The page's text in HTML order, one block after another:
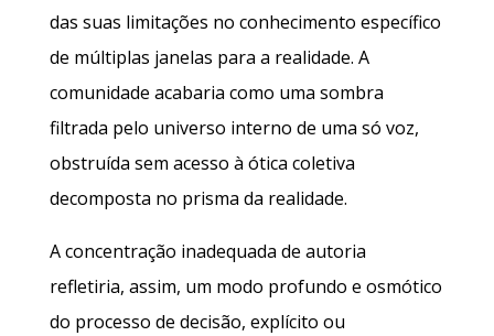
das suas limitações no conhecimento específico
de múltiplas janelas para a realidade. A
comunidade acabaria como uma sombra
filtrada pelo universo interno de uma só voz,
obstruída sem acesso à ótica coletiva
decomposta no prisma da realidade.
A concentração inadequada de autoria
refletiria, assim, um modo profundo e osmótico
do processo de decisão, explícito ou